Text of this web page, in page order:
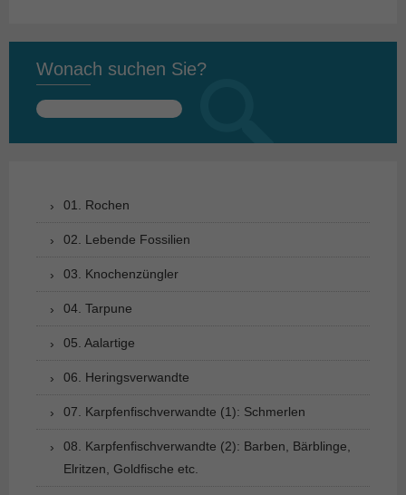
Wonach suchen Sie?
Suchen
01. Rochen
02. Lebende Fossilien
03. Knochenzüngler
04. Tarpune
05. Aalartige
06. Heringsverwandte
07. Karpfenfischverwandte (1): Schmerlen
08. Karpfenfischverwandte (2): Barben, Bärblinge,
Elritzen, Goldfische etc.